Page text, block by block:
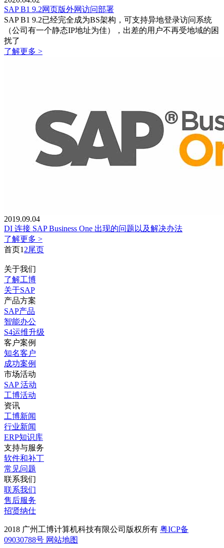
SAP B1 9.2网页版外网访问部署
SAP B1 9.2已经完全成为BS架构，可支持异地登录访问系统
（公司有一个静态IP地址为佳），出差的用户不再受地域的困
扰了
了解更多 >
2019.09.04
DI 连接 SAP Business One 出现的问题以及解决办法
了解更多 >
首页1 2尾页
关于我们
了解工博
关于SAP
产品方案
SAP产品
智能办公
S4运维升级
客户案例
知名客户
成功案例
市场活动
SAP 活动
工博活动
资讯
工博新闻
行业新闻
ERP知识库
支持与服务
软件和补丁
常见问题
联系我们
联系我们
售后服务
招贤纳仕
2018 广州工博计算机科技有限公司版权所有 粤ICP备
09030788号 网站地图